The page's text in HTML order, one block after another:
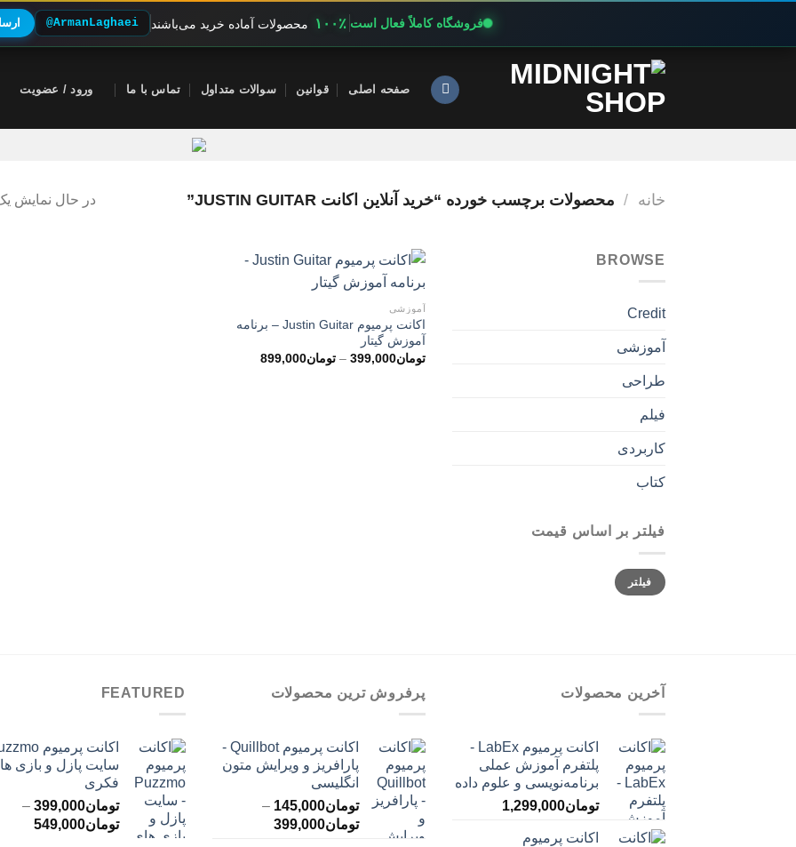
فروشگاه کاملاً فعال است ۱۰۰٪ محصولات آماده خرید می‌باشند @ArmanLaghaei
صفحه اصلی قوانین سوالات متداول تماس با ما ورود / عضویت
خانه / محصولات برچسب خورده “خرید آنلاین اکانت JUSTIN GUITAR” در حال نمایش
BROWSE
Credit
آموزشی
طراحی
فیلم
کاربردی
کتاب
فیلتر بر اساس قیمت
حداقل
قیمت
حداکثر
قیمت
فیلتر
آموزشی
اکانت پرمیوم Justin Guitar – برنامه
آموزش گیتار
تومان399,000
– تومان899,000محدوده
آخرین محصولات
اکانت پرمیوم LabEx -
پلتفرم آموزش عملی
برنامه‌نویسی و علوم داده
تومان1,299,000
اکانت پرمیوم
پرفروش ترین محصولات
اکانت پرمیوم Quillbot -
پارافریز و ویرایش متون
انگلیسی
تومان145,000
–
تومان399,000محدوده
FEATURED
سایت پازل و بازی
فکری
تومان399,000
–
تومان549,000